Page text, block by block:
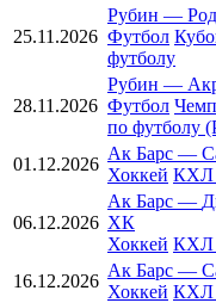
25.11.2026
Рубин —
Футбол
футболу
28.11.2026
Рубин —
Футбол
по футболу
01.12.2026
Ак Барс —
Хоккей КХЛ
06.12.2026
Ак Барс —
ХК
Хоккей КХЛ
16.12.2026
Ак Барс —
Хоккей КХЛ